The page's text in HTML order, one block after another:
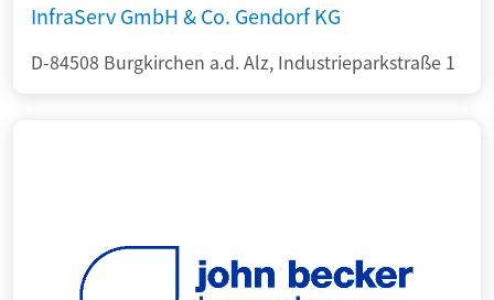
InfraServ GmbH & Co. Gendorf KG
D-84508 Burgkirchen a.d. Alz, Industrieparkstraße 1